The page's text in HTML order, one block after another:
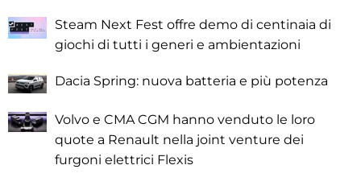
Steam Next Fest offre demo di centinaia di
giochi di tutti i generi e ambientazioni
Dacia Spring: nuova batteria e più potenza
Volvo e CMA CGM hanno venduto le loro
quote a Renault nella joint venture dei
furgoni elettrici Flexis